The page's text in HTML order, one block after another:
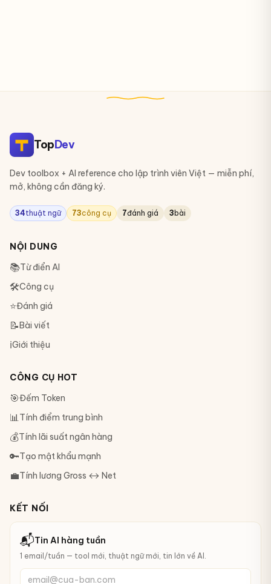
TopDev
Dev toolbox + AI reference cho lập trình viên Việt — miễn phí,
mở, không cần đăng ký.
34thuật ngữ 73công cụ 7đánh giá 3 bài
NỘI DUNG
📚Từ điển AI
🛠Công cụ
⭐Đánh giá
📝Bài viết
ℹ️Giới thiệu
CÔNG CỤ HOT
🎯Đếm Token
📊Tính điểm trung bình
💰Tính lãi suất ngân hàng
🔑Tạo mật khẩu mạnh
💼Tính lương Gross ↔ Net
KẾT NỐI
📬Tin AI hàng tuần
1 email/tuần — tool mới, thuật ngữ mới, tin lớn về AI.
email@cua-ban.com